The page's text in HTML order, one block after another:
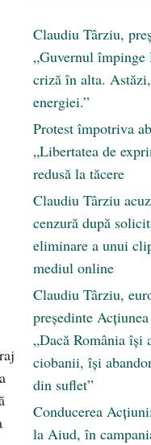
Claudiu Târziu,
„Guvernul
criză în alta.
energiei.”
Protest împotriva
„Libertatea de
redusă la tăcere
Claudiu Târziu
cenzură după
eliminare a unui
mediul online
Claudiu Târziu,
președinte
„Dacă România își
ciobanii, își
din suflet”
Conducerea
la Aiud, în